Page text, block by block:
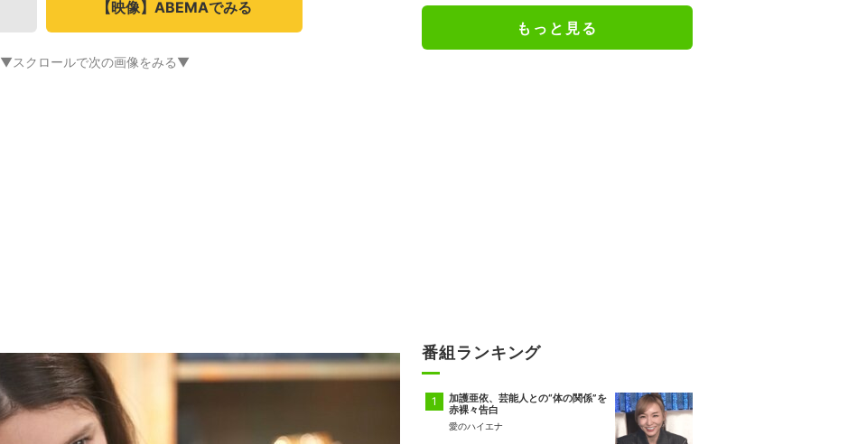
【映像】ABEMAでみる
▼スクロールで次の画像をみる▼
もっと見る
番組ランキング
加護亜依、芸能人との“体の関係”を
赤裸々告白
愛のハイエナ